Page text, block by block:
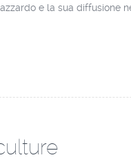
e la sua diffusione